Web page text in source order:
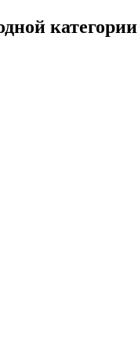
категории